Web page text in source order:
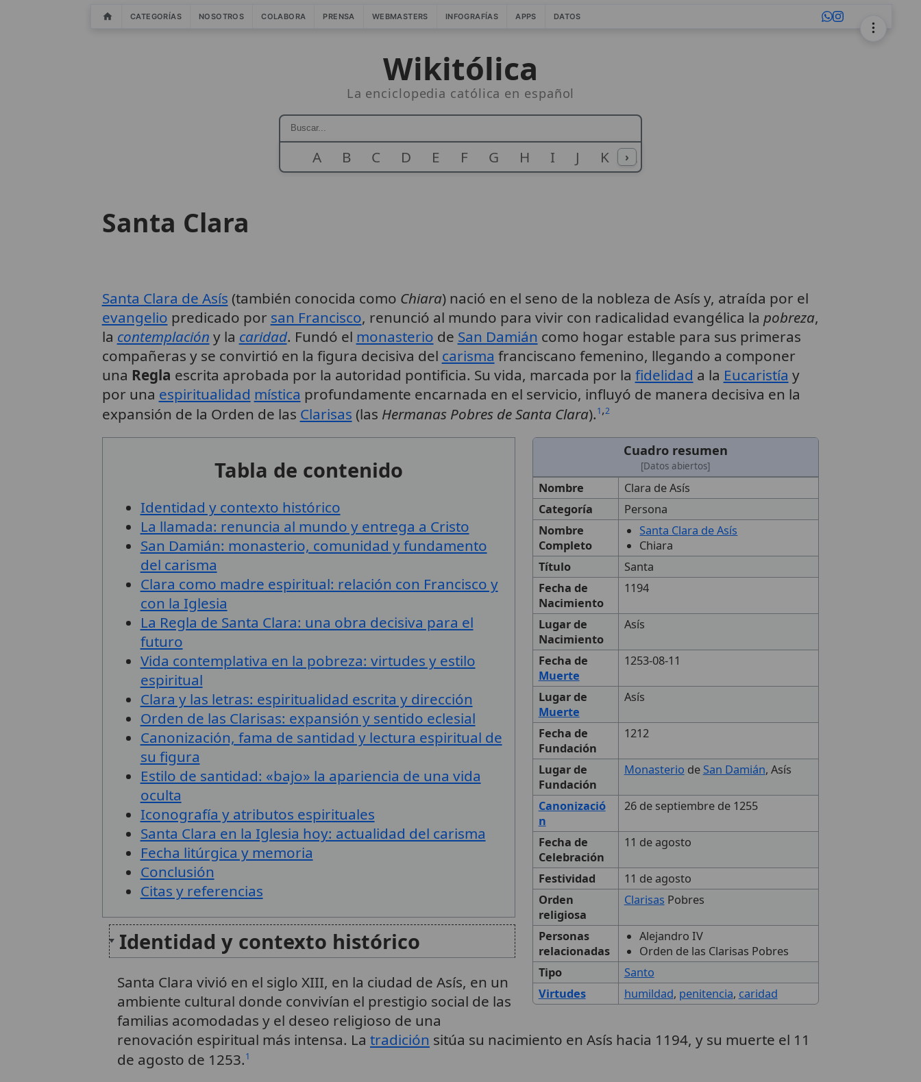
CATEGORÍAS NOSOTROS COLABORA PRENSA WEBMASTERS INFOGRAFÍAS APPS DATOS
Wikitólica
La enciclopedia católica en español
A B C D E F G H I J K L
›
Santa Clara
Santa Clara de Asís (también conocida como Chiara) nació en el seno de la nobleza de Asís y, atraída por el
evangelio predicado por san Francisco, renunció al mundo para vivir con radicalidad evangélica la pobreza,
la contemplación y la caridad. Fundó el monasterio de San Damián como hogar estable para sus primeras
compañeras y se convirtió en la figura decisiva del carisma franciscano femenino, llegando a componer
una Regla escrita aprobada por la autoridad pontificia. Su vida, marcada por la fidelidad a la Eucaristía y
por una espiritualidad mística profundamente encarnada en el servicio, influyó de manera decisiva en la
expansión de la Orden de las Clarisas (las Hermanas Pobres de Santa Clara).1,2
Cuadro resumen
[Datos abiertos]
Nombre
Clara de Asís
Categoría
Persona
Nombre
Completo
Santa Clara de Asís
Chiara
Título
Santa
Fecha de
Nacimiento
1194
Lugar de
Nacimiento
Asís
Fecha de
Muerte
1253-08-11
Lugar de
Muerte
Asís
Fecha de
Fundación
1212
Lugar de
Fundación
Monasterio de San Damián, Asís
Canonizació
n
26 de septiembre de 1255
Fecha de
Celebración
11 de agosto
Festividad
11 de agosto
Orden
religiosa
Clarisas Pobres
Personas
relacionadas
Alejandro IV
Orden de las Clarisas Pobres
Tipo
Santo
Virtudes
humildad, penitencia, caridad
Tabla de contenido
Identidad y contexto histórico
La llamada: renuncia al mundo y entrega a Cristo
San Damián: monasterio, comunidad y fundamento
del carisma
Clara como madre espiritual: relación con Francisco y
con la Iglesia
La Regla de Santa Clara: una obra decisiva para el
futuro
Vida contemplativa en la pobreza: virtudes y estilo
espiritual
Clara y las letras: espiritualidad escrita y dirección
Orden de las Clarisas: expansión y sentido eclesial
Canonización, fama de santidad y lectura espiritual de
su figura
Estilo de santidad: «bajo» la apariencia de una vida
oculta
Iconografía y atributos espirituales
Santa Clara en la Iglesia hoy: actualidad del carisma
Fecha litúrgica y memoria
Conclusión
Citas y referencias
Identidad y contexto histórico
Santa Clara vivió en el siglo XIII, en la ciudad de Asís, en un
ambiente cultural donde convivían el prestigio social de las
familias acomodadas y el deseo religioso de una
renovación espiritual más intensa. La tradición sitúa su nacimiento en Asís hacia 1194, y su muerte el 11
de agosto de 1253.1